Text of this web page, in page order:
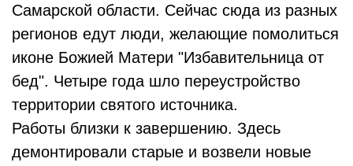
Самарской области. Сейчас сюда из разных
регионов едут люди, желающие помолиться
иконе Божией Матери "Избавительница от
бед". Четыре года шло переустройство
территории святого источника.
Работы близки к завершению. Здесь
демонтировали старые и возвели новые